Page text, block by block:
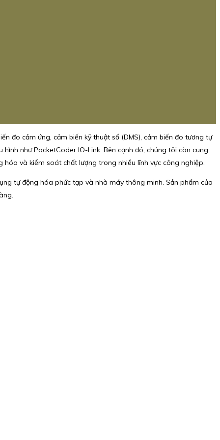
đo cảm ứng, cảm biến kỹ thuật số (DMS), cảm biến đo tương tự
như PocketCoder IO-Link. Bên cạnh đó, chúng tôi còn cung
hóa và kiểm soát chất lượng trong nhiều lĩnh vực công nghiệp.
tự động hóa phức tạp và nhà máy thông minh. Sản phẩm của